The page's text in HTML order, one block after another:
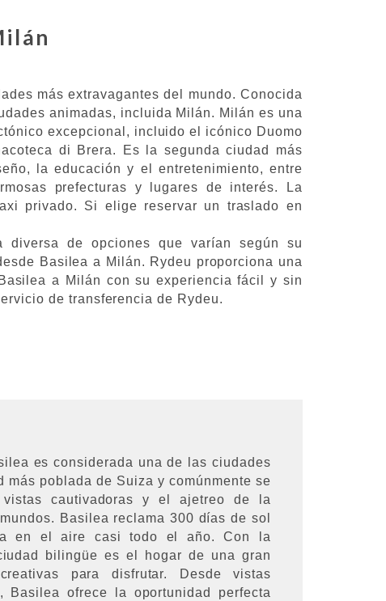
más extravagantes del mundo. Conocida
animadas, incluida Milán. Milán es una
excepcional, incluido el icónico Duomo
di Brera. Es la segunda ciudad más
la educación y el entretenimiento, entre
prefecturas y lugares de interés. La
privado. Si elige reservar un traslado en
de opciones que varían según su
Basilea a Milán. Rydeu proporciona una
a Milán con su experiencia fácil y sin
de transferencia de Rydeu.
es considerada una de las ciudades
poblada de Suiza y comúnmente se
cautivadoras y el ajetreo de la
Basilea reclama 300 días de sol
en el aire casi todo el año. Con la
bilingüe es el hogar de una gran
para disfrutar. Desde vistas
Basilea ofrece la oportunidad perfecta